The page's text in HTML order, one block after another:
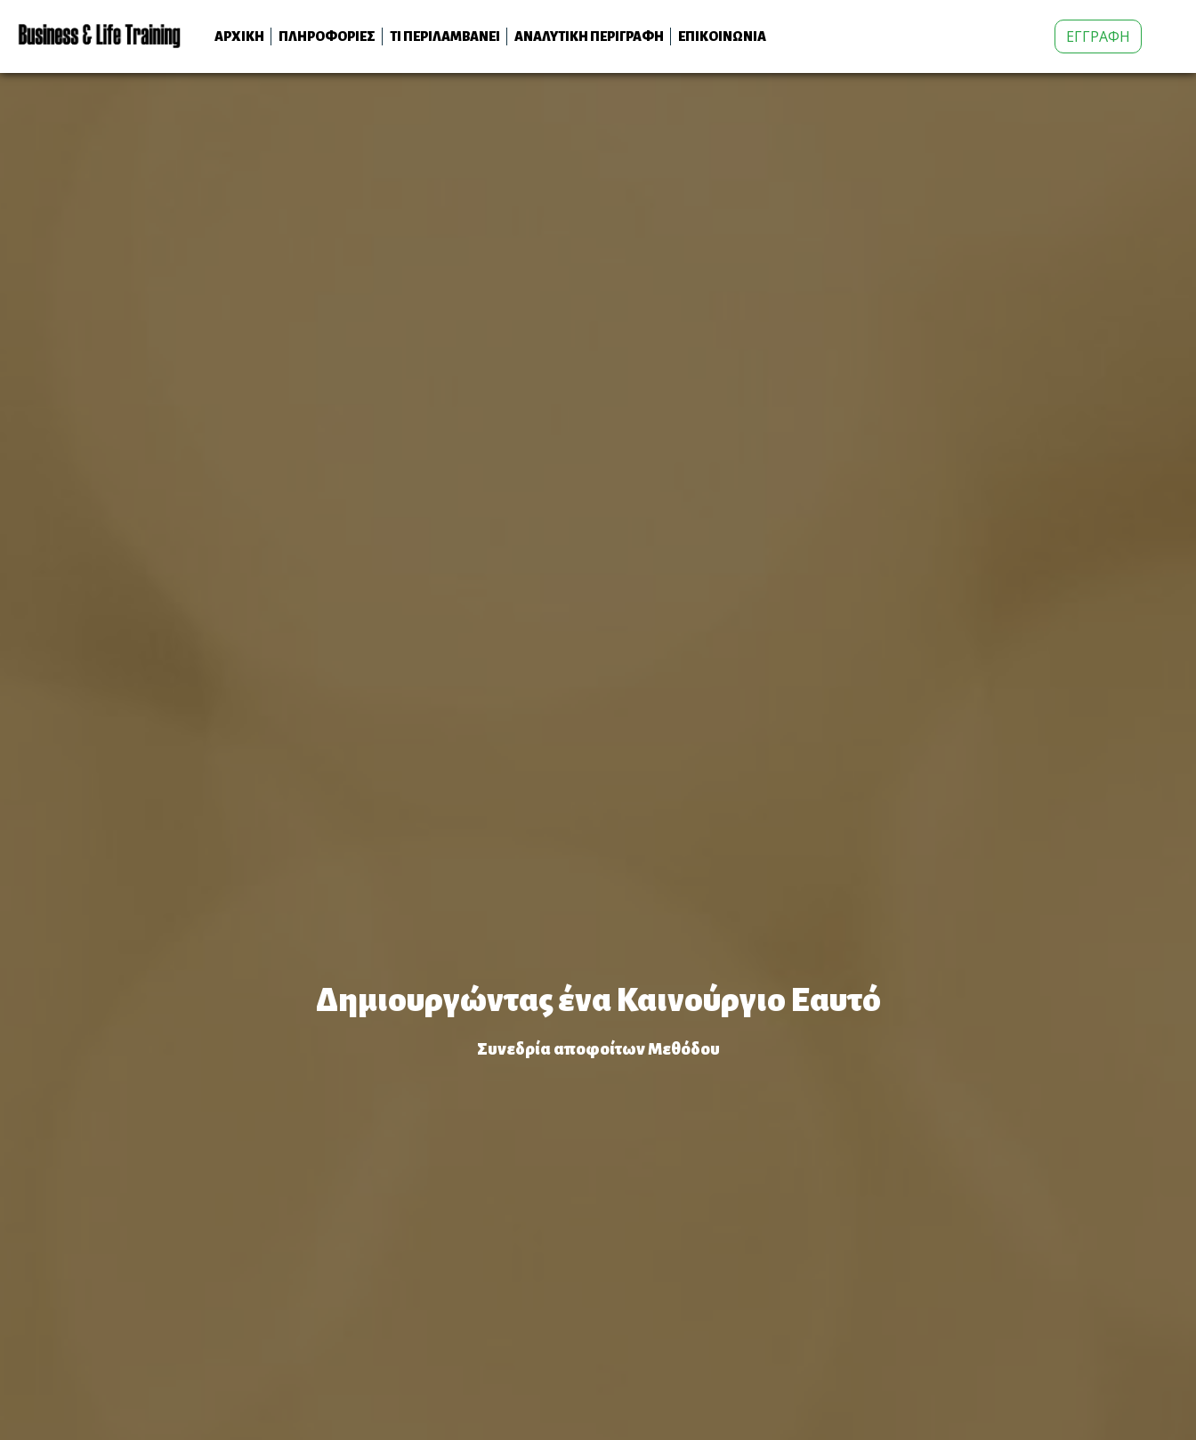
ΑΡΧΙΚΗ (CURRENT)
ΠΛΗΡΟΦΟΡΙΕΣ ΤΙ ΠΕΡΙΛΑΜΒΑΝΕΙ ΑΝΑΛΥΤΙΚΗ ΠΕΡΙΓΡΑΦΗ ΕΠΙΚΟΙΝΩΝΙΑ ΕΓΓΡΑΦΗ
Δημιουργώντας ένα Καινούργιο Εαυτό
Συνεδρία αποφοίτων Μεθόδου